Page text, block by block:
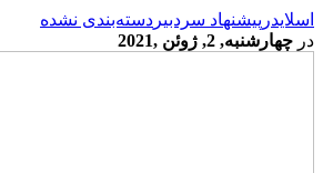
اسلایدر پیشنهاد سردبیر دسته‌بندی نشده
در چهارشنبه, 2, ژوئن ,2021